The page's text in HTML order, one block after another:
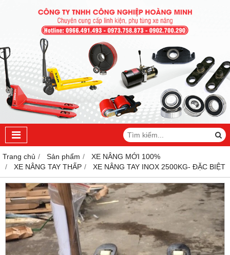
Trang chủ Sản phẩm
XE NÂNG MỚI 100%
XE NÂNG TAY THẤP
XE NÂNG TAY INOX 2500KG- ĐẶC BIỆT